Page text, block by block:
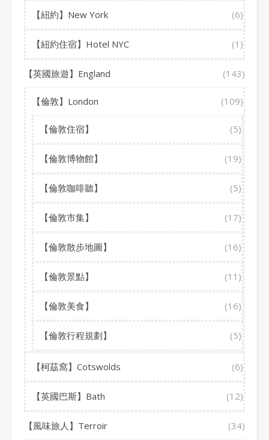
【紐約】New York (6)
【紐約住宿】Hotel NYC (1)
【英國旅遊】England (143)
【倫敦】London (109)
【倫敦住宿】 (5)
【倫敦博物館】 (19)
【倫敦咖啡聽】 (5)
【倫敦市集】 (17)
【倫敦散步地圖】 (16)
【倫敦景點】 (11)
【倫敦美食】 (16)
【倫敦行程規劃】 (5)
【柯茲窩】Cotswolds (6)
【英國巴斯】Bath (12)
【風味旅人】Terroir (34)